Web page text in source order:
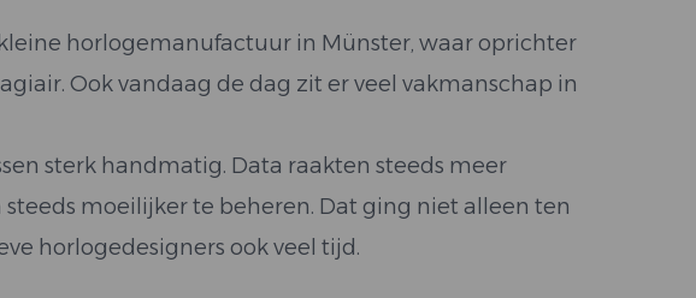
horlogemanufactuur in Münster, waar oprichter
Ook vandaag de dag zit er veel vakmanschap in
sterk handmatig. Data raakten steeds meer
moeilijker te beheren. Dat ging niet alleen ten
horlogedesigners ook veel tijd.